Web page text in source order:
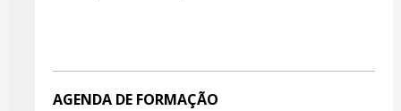
AGENDA DE FORMAÇÃO